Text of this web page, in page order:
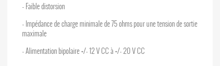
- Faible distorsion
- Impédance de charge minimale de 75 ohms pour une tension de sortie
maximale
- Alimentation bipolaire +/- 12 V CC à +/- 20 V CC